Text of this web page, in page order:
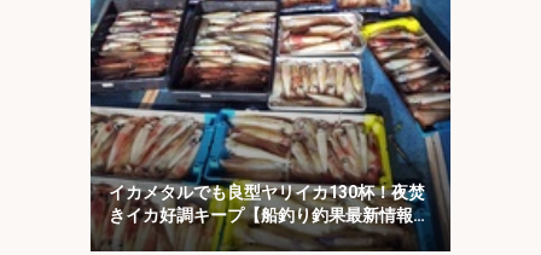
イカメタルでも良型ヤリイカ130杯！夜焚
きイカ好調キープ【船釣り釣果最新情報13
選・玄界灘】